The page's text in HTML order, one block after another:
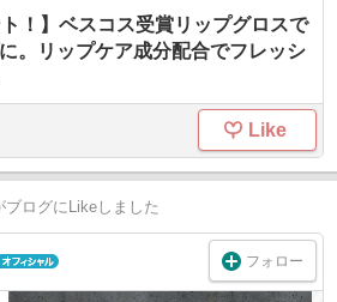
ト！】ベスコス受賞リップグロスで
。リップケア成分配合でフレッシ
Like
ブログにLikeしました
フォロー